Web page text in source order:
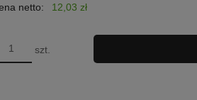
netto: 12,03 zł
szt.